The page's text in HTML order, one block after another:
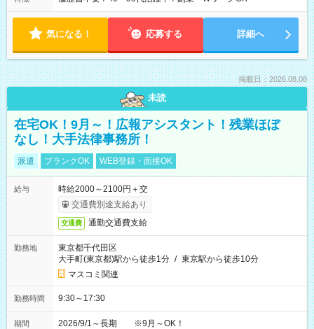
気になる！ 応募する 詳細へ
掲載日：2026.08.08
未読
在宅OK！9月～！広報アシスタント！残業ほぼ
なし！大手法律事務所！
派遣 ブランクOK WEB登録・面接OK
給与
時給2000～2100円＋交
交通費別途支給あり
交通費 通勤交通費支給
勤務地
東京都千代田区
大手町(東京都)駅から徒歩1分 / 東京駅から徒歩10分
マスコミ関連
勤務時間 9:30～17:30
期間 2026/9/1～長期 ※9月～OK！